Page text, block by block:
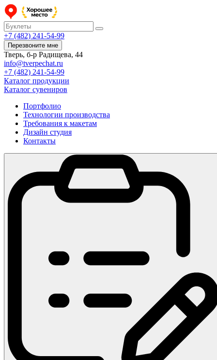
+7 (482) 241-54-99
Перезвоните мне
Тверь, б-р Радищева, 44
info@tverpechat.ru
+7 (482) 241-54-99
Каталог продукции
Каталог сувениров
Портфолио
Технологии производства
Требования к макетам
Дизайн студия
Контакты